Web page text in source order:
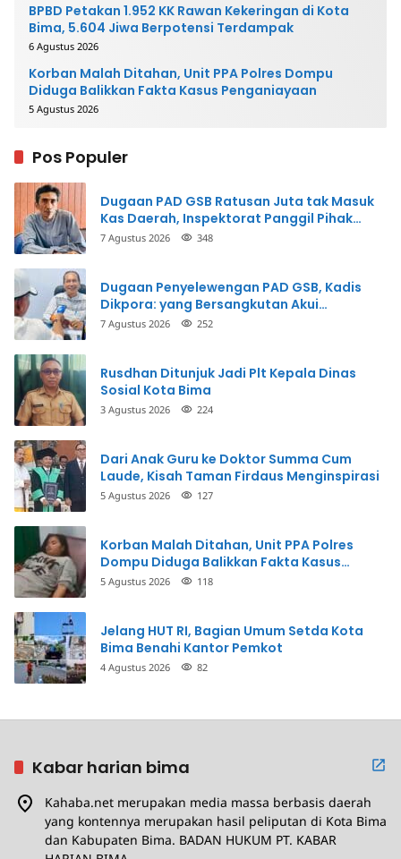
BPBD Petakan 1.952 KK Rawan Kekeringan di Kota
Bima, 5.604 Jiwa Berpotensi Terdampak
6 Agustus 2026
Korban Malah Ditahan, Unit PPA Polres Dompu
Diduga Balikkan Fakta Kasus Penganiayaan
5 Agustus 2026
Pos Populer
Dugaan PAD GSB Ratusan Juta tak Masuk
Kas Daerah, Inspektorat Panggil Pihak
Terkait
7 Agustus 2026 348
Dugaan Penyelewengan PAD GSB, Kadis
Dikpora: yang Bersangkutan Akui
Perbuatannya dan Siap Mengembalikan
7 Agustus 2026 252
Rusdhan Ditunjuk Jadi Plt Kepala Dinas
Sosial Kota Bima
3 Agustus 2026 224
Dari Anak Guru ke Doktor Summa Cum
Laude, Kisah Taman Firdaus Menginspirasi
5 Agustus 2026 127
Korban Malah Ditahan, Unit PPA Polres
Dompu Diduga Balikkan Fakta Kasus
Penganiayaan
5 Agustus 2026 118
Jelang HUT RI, Bagian Umum Setda Kota
Bima Benahi Kantor Pemkot
4 Agustus 2026 82
Kabar harian bima
Kahaba.net merupakan media massa berbasis daerah
yang kontennya merupakan hasil peliputan di Kota Bima
dan Kabupaten Bima. BADAN HUKUM PT. KABAR